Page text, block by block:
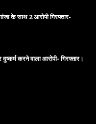
के साथ 2 आरोपी गिरफ्तार-
करने वाला आरोपी- गिरफ्तार।